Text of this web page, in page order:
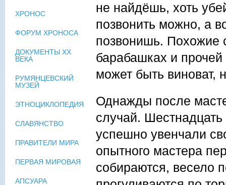
не найдёшь, хоть
позвонить можно, а
позвонишь. Похожие
барабашках и
может быть виноват,
Однажды после
случай.
успешно увенчали
опытного мастера
собираются, весело
ХРОНОС
ФОРУМ ХРОНОСА
ДОКУМЕНТЫ XX
ВЕКА
РУМЯНЦЕВСКИЙ
МУЗЕЙ
ЭТНОЦИКЛОПЕДИЯ
СЛАВЯНСТВО
ПРАВИТЕЛИ МИРА
ПЕРВАЯ МИРОВАЯ
АПСУАРА